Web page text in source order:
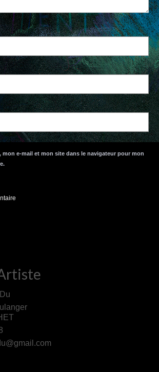
mon e-mail et mon site dans le navigateur pour mon